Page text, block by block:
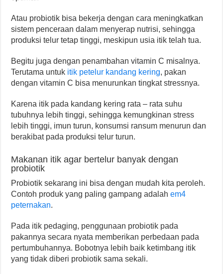
Atau probiotik bisa bekerja dengan cara meningkatkan
sistem penceraan dalam menyerap nutrisi, sehingga
produksi telur tetap tinggi, meskipun usia itik telah tua.
Begitu juga dengan penambahan vitamin C misalnya.
Terutama untuk itik petelur kandang kering, pakan
dengan vitamin C bisa menurunkan tingkat stressnya.
Karena itik pada kandang kering rata – rata suhu
tubuhnya lebih tinggi, sehingga kemungkinan stress
lebih tinggi, imun turun, konsumsi ransum menurun dan
berakibat pada produksi telur turun.
Makanan itik agar bertelur banyak dengan
probiotik
Probiotik sekarang ini bisa dengan mudah kita peroleh.
Contoh produk yang paling gampang adalahem4
peternakan.
Pada itik pedaging, penggunaan probiotik pada
pakannya secara nyata memberikan perbedaan pada
pertumbuhannya. Bobotnya lebih baik ketimbang itik
yang tidak diberi probiotik sama sekali.